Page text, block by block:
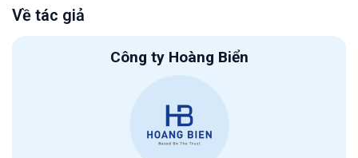
Về tác giả
Công ty Hoàng Biển